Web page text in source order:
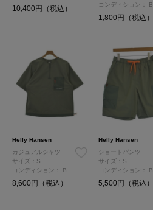
10,400円（税込）
コンディション：
B
1,800円（税込）
Helly Hansen
カジュアルシャツ
サイズ：S
コンディション： B
8,600円（税込）
Helly Hansen
ショートパンツ
サイズ：S
コンディション：
B
5,500円（税込）